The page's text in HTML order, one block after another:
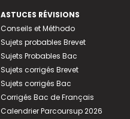
ASTUCES RÉVISIONS
Conseils et Méthodo
Sujets probables Brevet
Sujets Probables Bac
Sujets corrigés Brevet
Sujets corrigés Bac
Corrigés Bac de Français
Calendrier Parcoursup 2026